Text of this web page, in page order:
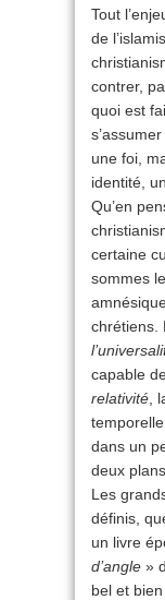
Tout
de
contrer,
quoi est
une foi,
identité,
Qu’en
certaine
sommes
chrétiens.
capable
relativité ,
dans un
deux
Les
définis,
un livre
d’angle »
bel et